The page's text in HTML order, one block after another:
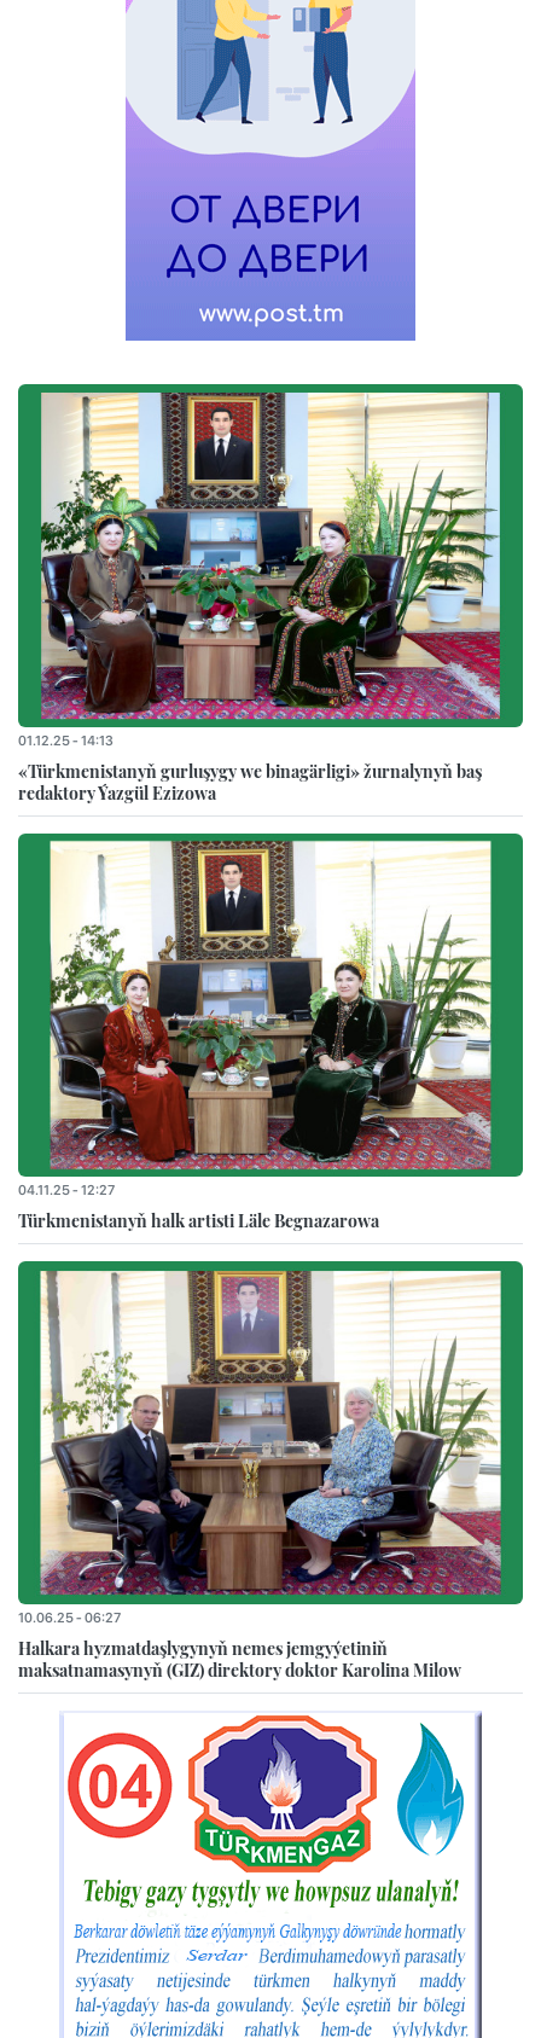
01.12.25 - 14:13
«Türkmenistanyň gurluşygy we binagärligi» žurnalynyň baş
redaktory Ýazgül Ezizowa
04.11.25 - 12:27
Türkmenistanyň halk artisti Läle Begnazarowa
10.06.25 - 06:27
Halkara hyzmatdaşlygynyň nemes jemgyýetiniň
maksatnamasynyň (GIZ) direktory doktor Karolina Milow